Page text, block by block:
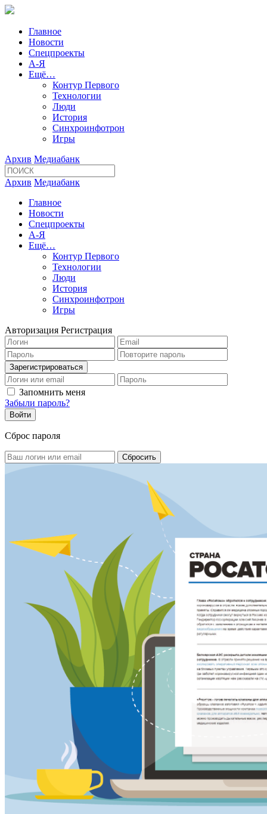
Главное
Новости
Спецпроекты
А-Я
Ещё…
Контур Первого
Технологии
Люди
История
Синхроинфотрон
Игры
Архив Медиабанк
Архив Медиабанк
Главное
Новости
Спецпроекты
А-Я
Ещё…
Контур Первого
Технологии
Люди
История
Синхроинфотрон
Игры
Авторизация Регистрация
Запомнить меня
Забыли пароль?
Сброс пароля